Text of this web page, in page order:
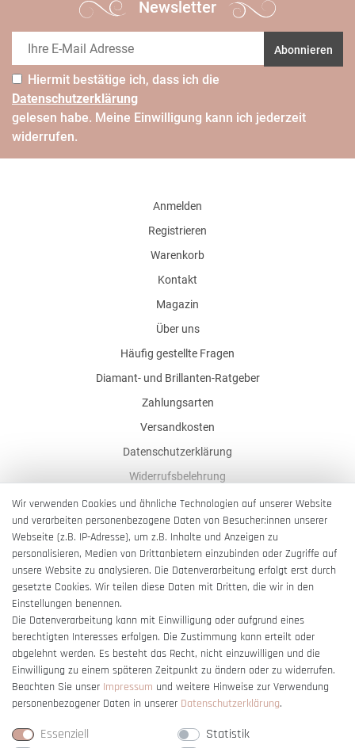
Newsletter
Abonnieren
Hiermit bestätige ich, dass ich die
Daten­schutz­erklärung
gelesen habe. Meine Einwilligung kann ich jederzeit
widerrufen.
Anmelden
Registrieren
Warenkorb
Kontakt
Magazin
Über uns
Häufig gestellte Fragen
Diamant- und Brillanten-Ratgeber
Zahlungsarten
Versandkosten
Datenschutzerklärung
Widerrufsbelehrung
AGB
Impressum
Barrierefreiheitserklärung
Vertrag widerrufen
Wir verwenden Cookies und ähnliche Technologien auf unserer Website
und verarbeiten personenbezogene Daten von Besucher:innen unserer
Webseite (z.B. IP-Adresse), um z.B. Inhalte und Anzeigen zu
personalisieren, Medien von Drittanbietern einzubinden oder Zugriffe auf
unsere Website zu analysieren. Die Datenverarbeitung erfolgt erst durch
gesetzte Cookies. Wir teilen diese Daten mit Dritten, die wir in den
Einstellungen benennen.
Die Datenverarbeitung kann mit Einwilligung oder aufgrund eines
berechtigten Interesses erfolgen. Die Zustimmung kann erteilt oder
abgelehnt werden. Es besteht das Recht, nicht einzuwilligen und die
Einwilligung zu einem späteren Zeitpunkt zu ändern oder zu widerrufen.
Beachten Sie unser Impressum und weitere Hinweise zur Verwendung
personenbezogener Daten in unserer Daten­schutz­erklärung.
Essenziell
Statistik